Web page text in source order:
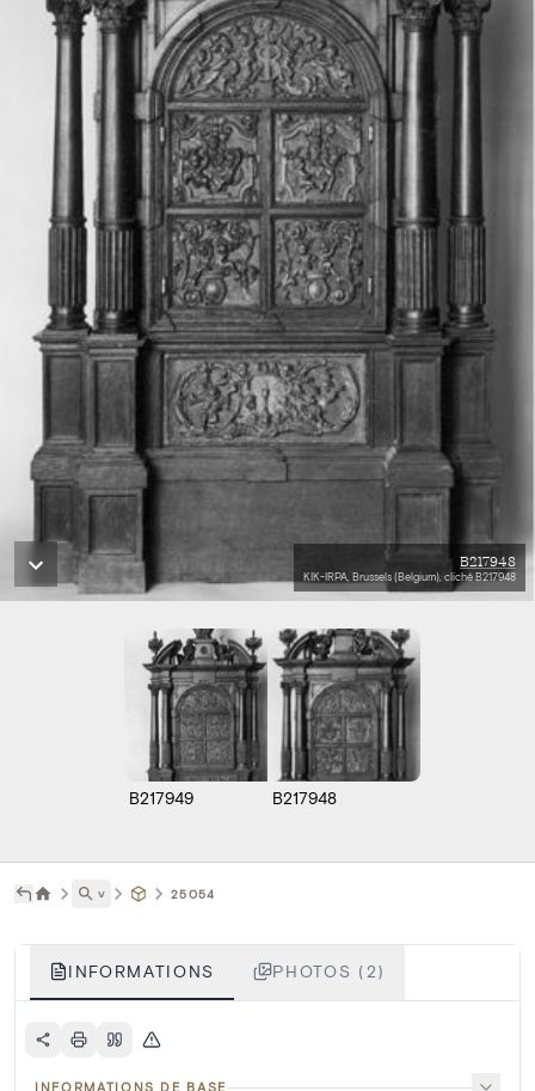
B217948
KIK-IRPA, Brussels (Belgium), cliché B217948
B217949 B217948
˅ 25054
INFORMATIONS PHOTOS (2)
INFORMATIONS DE BASE